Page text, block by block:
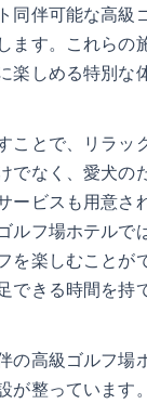
同伴可能な高級
ます。これらの
楽しめる特別な
ことで、リラッ
でなく、愛犬の
ービスも用意さ
ルフ場ホテルで
を楽しむことが
できる時間を持
の高級ゴルフ場
が整っています